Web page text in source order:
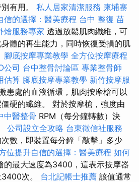
有用。 私人居家清潔服務 柬埔寨
信的選擇：醫美療程 台中 整復 苗
燴服務專家 透過放鬆肌肉纖維，可
體的再生能力，同時恢復受損的肌
腳底按摩專業教學 全方位按摩療程
公司 台中整骨討論區 專業整骨師
估算 腳底按摩專業教學 新竹按摩服
患處的血液循環，肌肉按摩槍可以
硬的纖維。 對於按摩槍，強度由
中醫整骨 RPM（每分鐘轉數）決
公司設立全攻略 台東徵信社服務
數，即裝置每分鐘「敲擊」多少
位提升自信的選擇：醫美療程 如何
的最大速度為3400，這表示按摩器
次。 台北記帳士推薦 該值通常